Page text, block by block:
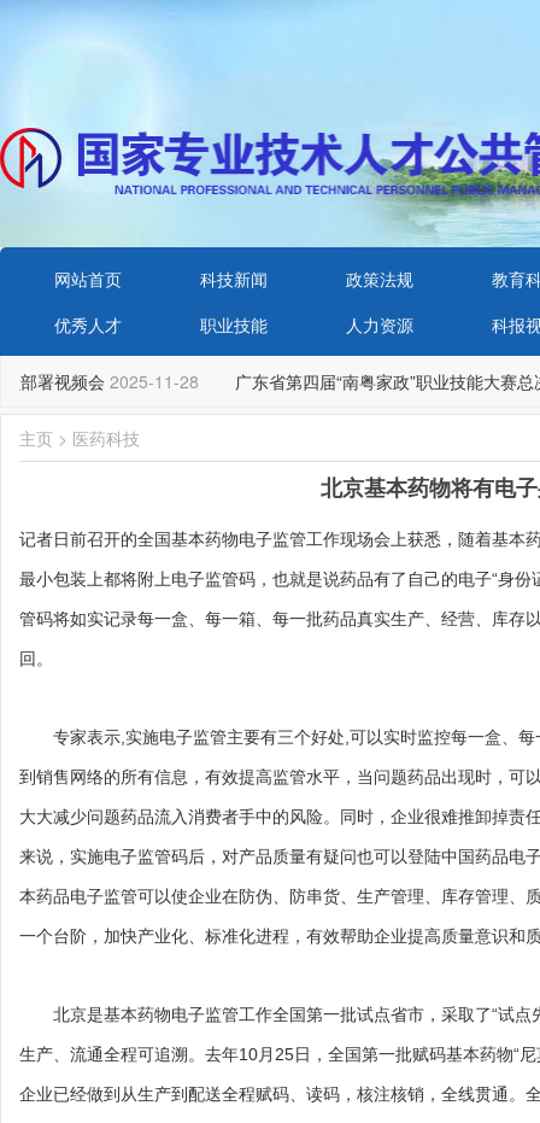
网站首页 科技新闻 政策法规
教育
优秀人才
职业技能 人力资源 科报
部署视频会 2025-11-28 广东省第四届“南粤家政”职业技能大赛总
主页 > 医药科技
北京基本药物将有电
记者日前召开的全国基本药物电子监管工作现场会上获悉，随着基本
最小包装上都将附上电子监管码，也就是说药品有了自己的电子“身
管码将如实记录每一盒、每一箱、每一批药品真实生产、经营、库存
回。
专家表示,实施电子监管主要有三个好处,可以实时监控每一盒、每
到销售网络的所有信息，有效提高监管水平，当问题药品出现时，可
大大减少问题药品流入消费者手中的风险。同时，企业很难推卸掉责
来说，实施电子监管码后，对产品质量有疑问也可以登陆中国药品电
本药品电子监管可以使企业在防伪、防串货、生产管理、库存管理、
一个台阶，加快产业化、标准化进程，有效帮助企业提高质量意识和
北京是基本药物电子监管工作全国第一批试点省市，采取了“试点
生产、流通全程可追溯。去年10月25日，全国第一批赋码基本药物“
企业已经做到从生产到配送全程赋码、读码，核注核销，全线贯通。